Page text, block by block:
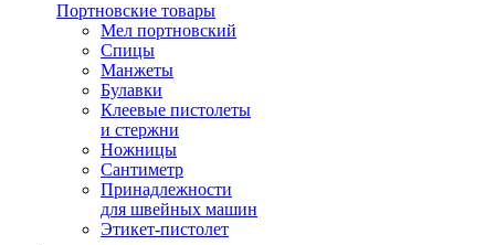
Портновские товары
Мел портновский
Спицы
Манжеты
Булавки
Клеевые пистолеты
и стержни
Ножницы
Сантиметр
Принадлежности
для швейных машин
Этикет-пистолет